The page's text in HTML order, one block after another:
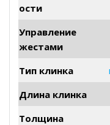
ости
Управление
жестами
Тип клинка
Длина клинка
Толщина